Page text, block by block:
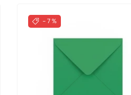
- 7 %